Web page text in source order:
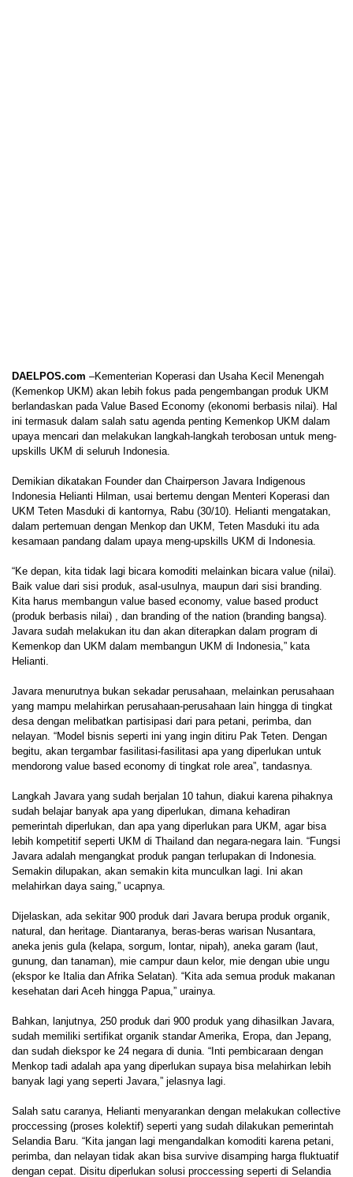
DAELPOS.com –Kementerian Koperasi dan Usaha Kecil Menengah
(Kemenkop UKM) akan lebih fokus pada pengembangan produk UKM
berlandaskan pada Value Based Economy (ekonomi berbasis nilai). Hal
ini termasuk dalam salah satu agenda penting Kemenkop UKM dalam
upaya mencari dan melakukan langkah-langkah terobosan untuk meng-
upskills UKM di seluruh Indonesia.
Demikian dikatakan Founder dan Chairperson Javara Indigenous
Indonesia Helianti Hilman, usai bertemu dengan Menteri Koperasi dan
UKM Teten Masduki di kantornya, Rabu (30/10). Helianti mengatakan,
dalam pertemuan dengan Menkop dan UKM, Teten Masduki itu ada
kesamaan pandang dalam upaya meng-upskills UKM di Indonesia.
“Ke depan, kita tidak lagi bicara komoditi melainkan bicara value (nilai).
Baik value dari sisi produk, asal-usulnya, maupun dari sisi branding.
Kita harus membangun value based economy, value based product
(produk berbasis nilai) , dan branding of the nation (branding bangsa).
Javara sudah melakukan itu dan akan diterapkan dalam program di
Kemenkop dan UKM dalam membangun UKM di Indonesia,” kata
Helianti.
Javara menurutnya bukan sekadar perusahaan, melainkan perusahaan
yang mampu melahirkan perusahaan-perusahaan lain hingga di tingkat
desa dengan melibatkan partisipasi dari para petani, perimba, dan
nelayan. “Model bisnis seperti ini yang ingin ditiru Pak Teten. Dengan
begitu, akan tergambar fasilitasi-fasilitasi apa yang diperlukan untuk
mendorong value based economy di tingkat role area”, tandasnya.
Langkah Javara yang sudah berjalan 10 tahun, diakui karena pihaknya
sudah belajar banyak apa yang diperlukan, dimana kehadiran
pemerintah diperlukan, dan apa yang diperlukan para UKM, agar bisa
lebih kompetitif seperti UKM di Thailand dan negara-negara lain. “Fungsi
Javara adalah mengangkat produk pangan terlupakan di Indonesia.
Semakin dilupakan, akan semakin kita munculkan lagi. Ini akan
melahirkan daya saing,” ucapnya.
Dijelaskan, ada sekitar 900 produk dari Javara berupa produk organik,
natural, dan heritage. Diantaranya, beras-beras warisan Nusantara,
aneka jenis gula (kelapa, sorgum, lontar, nipah), aneka garam (laut,
gunung, dan tanaman), mie campur daun kelor, mie dengan ubie ungu
(ekspor ke Italia dan Afrika Selatan). “Kita ada semua produk makanan
kesehatan dari Aceh hingga Papua,” urainya.
Bahkan, lanjutnya, 250 produk dari 900 produk yang dihasilkan Javara,
sudah memiliki sertifikat organik standar Amerika, Eropa, dan Jepang,
dan sudah diekspor ke 24 negara di dunia. “Inti pembicaraan dengan
Menkop tadi adalah apa yang diperlukan supaya bisa melahirkan lebih
banyak lagi yang seperti Javara,” jelasnya lagi.
Salah satu caranya, Helianti menyarankan dengan melakukan collective
proccessing (proses kolektif) seperti yang sudah dilakukan pemerintah
Selandia Baru. “Kita jangan lagi mengandalkan komoditi karena petani,
perimba, dan nelayan tidak akan bisa survive disamping harga fluktuatif
dengan cepat. Disitu diperlukan solusi proccessing seperti di Selandia